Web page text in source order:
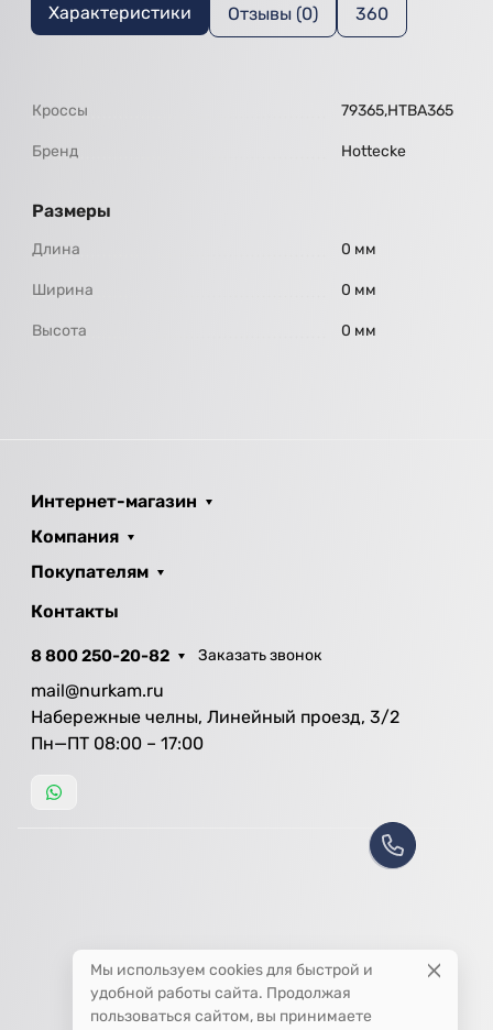
Характеристики Отзывы (0) 360
Кроссы 79365,HTBA365
Бренд Hottecke
Размеры
Длина 0 мм
Ширина 0 мм
Высота 0 мм
Интернет-магазин
Компания
Покупателям
Контакты
8 800 250-20-82 Заказать звонок
mail@nurkam.ru
Набережные челны, Линейный проезд, 3/2
Пн—ПТ 08:00 – 17:00
Мы используем cookies для быстрой и
удобной работы сайта. Продолжая
пользоваться сайтом, вы принимаете